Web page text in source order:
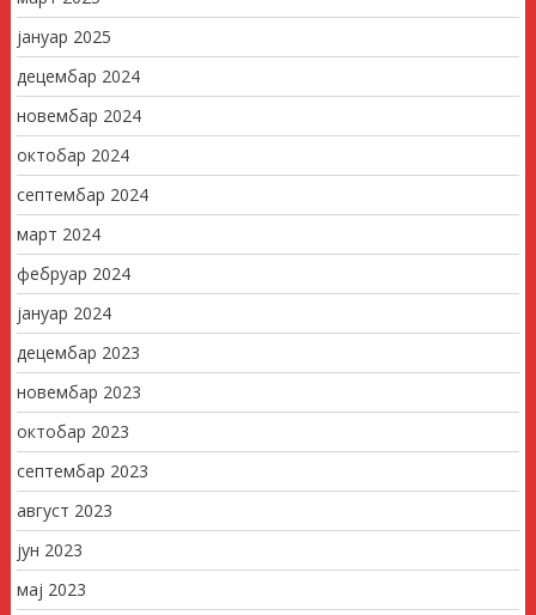
јануар 2025
децембар 2024
новембар 2024
октобар 2024
септембар 2024
март 2024
фебруар 2024
јануар 2024
децембар 2023
новембар 2023
октобар 2023
септембар 2023
август 2023
јун 2023
мај 2023